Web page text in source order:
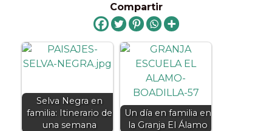
Compartir
Selva Negra en
familia: Itinerario de
una semana
Un día en familia en
la Granja El Álamo